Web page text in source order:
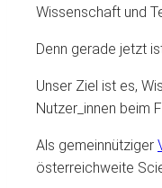
Wissenschaft und
Denn gerade jetzt
Unser Ziel ist es,
Nutzer_innen beim
Als gemeinnütziger
österreichweite